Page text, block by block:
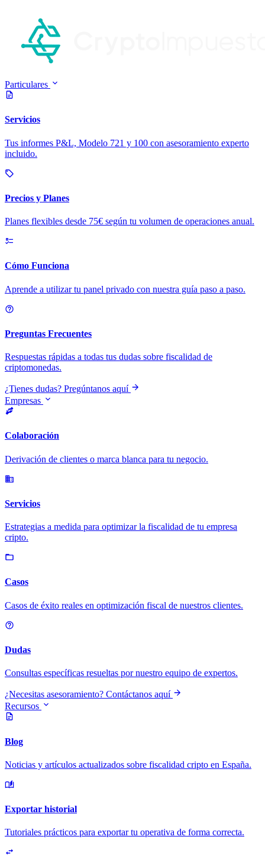
Particulares
Servicios
Tus informes P&L, Modelo 721 y 100 con asesoramiento experto
incluido.
Precios y Planes
Planes flexibles desde 75€ según tu volumen de operaciones anual.
Cómo Funciona
Aprende a utilizar tu panel privado con nuestra guía paso a paso.
Preguntas Frecuentes
Respuestas rápidas a todas tus dudas sobre fiscalidad de
criptomonedas.
¿Tienes dudas? Pregúntanos aquí
Empresas
Colaboración
Derivación de clientes o marca blanca para tu negocio.
Servicios
Estrategias a medida para optimizar la fiscalidad de tu empresa
cripto.
Casos
Casos de éxito reales en optimización fiscal de nuestros clientes.
Dudas
Consultas específicas resueltas por nuestro equipo de expertos.
¿Necesitas asesoramiento? Contáctanos aquí
Recursos
Blog
Noticias y artículos actualizados sobre fiscalidad cripto en España.
Exportar historial
Tutoriales prácticos para exportar tu operativa de forma correcta.